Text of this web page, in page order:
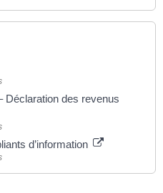
Déclaration des revenus
d’information